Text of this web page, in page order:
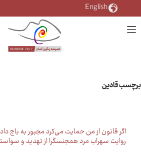
به
محتوا
English
برچسبقادین
اگر قانون از من حمایت می‌کرد مجبور به باج
روایت سهراب مرد همجنسگرا از تهدید و